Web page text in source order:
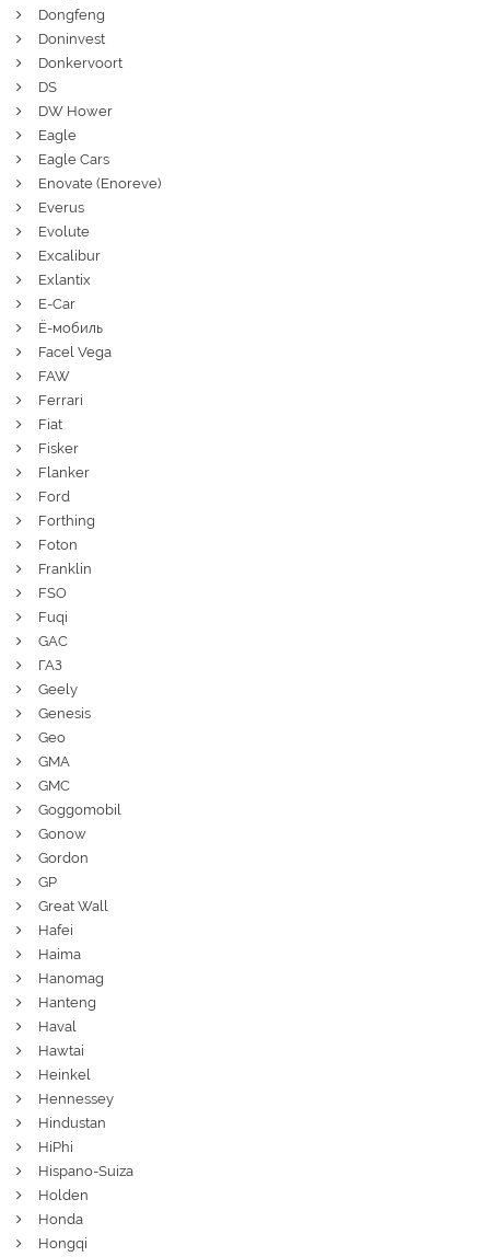
Dongfeng
Doninvest
Donkervoort
DS
DW Hower
Eagle
Eagle Cars
Enovate (Enoreve)
Everus
Evolute
Excalibur
Exlantix
E-Car
Ё-мобиль
Facel Vega
FAW
Ferrari
Fiat
Fisker
Flanker
Ford
Forthing
Foton
Franklin
FSO
Fuqi
GAC
ГАЗ
Geely
Genesis
Geo
GMA
GMC
Goggomobil
Gonow
Gordon
GP
Great Wall
Hafei
Haima
Hanomag
Hanteng
Haval
Hawtai
Heinkel
Hennessey
Hindustan
HiPhi
Hispano-Suiza
Holden
Honda
Hongqi